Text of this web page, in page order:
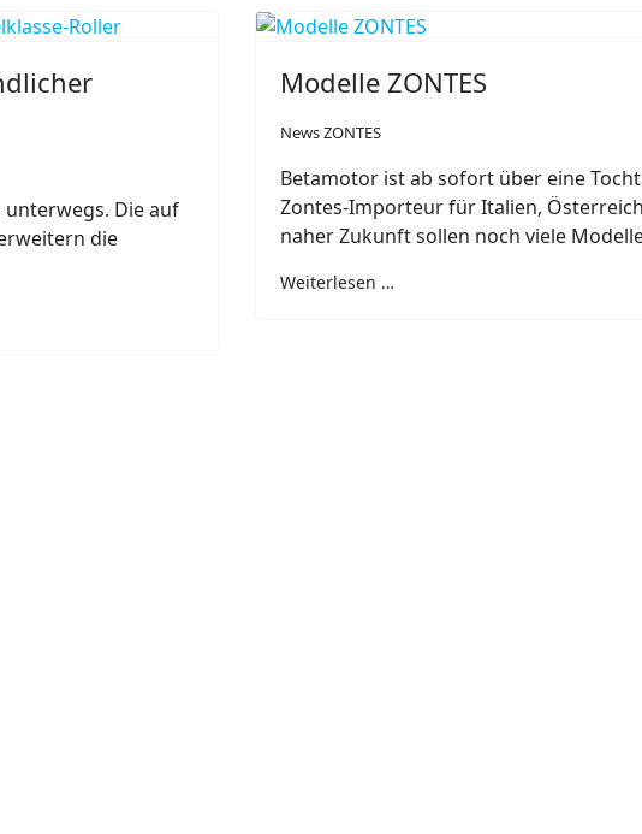
unterwegs. Die auf
die
Modelle ZONTES
News ZONTES
Betamotor ist ab sofort über eine
Zontes-Importeur für Italien,
naher Zukunft sollen noch viele
Weiterlesen …